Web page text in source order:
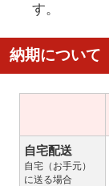
す。
納期について
自宅配送
自宅（お手元）
に送る場合